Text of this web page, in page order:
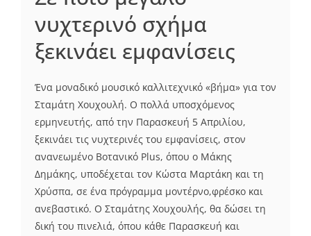
νυχτερινό σχήμα
ξεκινάει εμφανίσεις
Ένα μοναδικό μουσικό καλλιτεχνικό «βήμα» για τον
Σταμάτη Χουχουλή. Ο πολλά υποσχόμενος
ερμηνευτής, από την Παρασκευή 5 Απριλίου,
ξεκινάει τις νυχτερινές του εμφανίσεις, στον
ανανεωμένο Βοτανικό Plus, όπου ο Μάκης
Δημάκης, υποδέχεται τον Κώστα Μαρτάκη και τη
Χρύσπα, σε ένα πρόγραμμα μοντέρνο,φρέσκο και
ανεβαστικό. Ο Σταμάτης Χουχουλής, θα δώσει τη
δική του πινελιά, όπου κάθε Παρασκευή και